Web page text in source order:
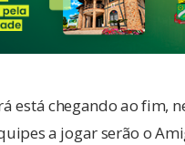
está chegando ao fim,
a jogar serão o